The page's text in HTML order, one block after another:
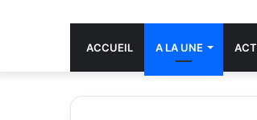
ACCUEIL A LA UNE